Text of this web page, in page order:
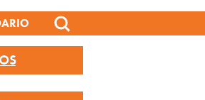
Search
for: